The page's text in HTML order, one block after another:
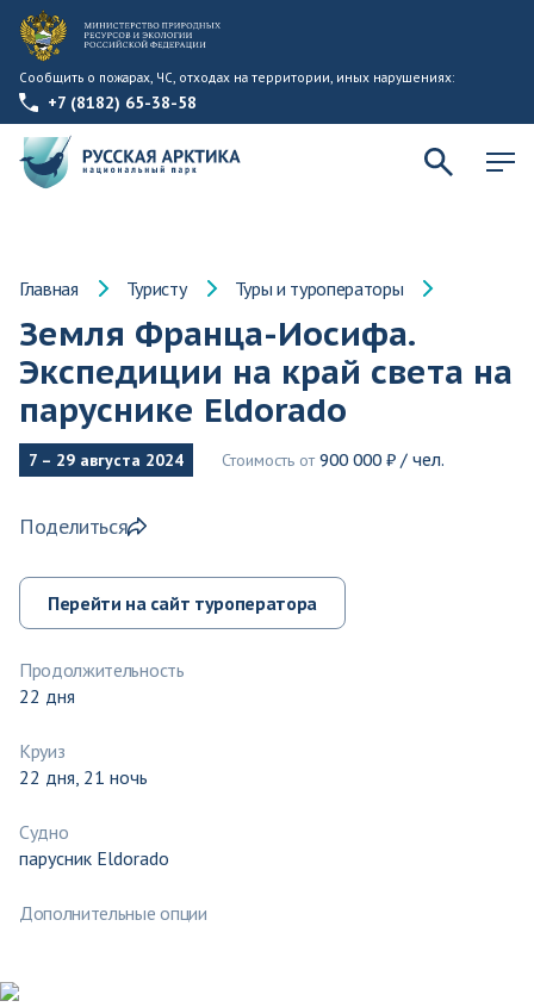
Сообщить о пожарах, ЧС, отходах на территории, иных нарушениях:
+7 (8182) 65-38-58
Главная Туристу Туры и туроператоры
Земля Франца-Иосифа.
Экспедиции на край света на
паруснике Eldorado
7 – 29 августа 2024 Стоимость от900 000 ₽ / чел.
Поделиться
Перейти на сайт туроператора
Продолжительность
22 дня
Круиз
22 дня, 21 ночь
Судно
парусник Eldorado
Дополнительные опции